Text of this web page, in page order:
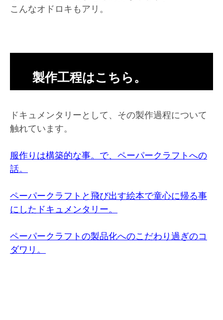
こんなオドロキもアリ。
製作工程はこちら。
ドキュメンタリーとして、その製作過程について
触れています。
服作りは構築的な事。で、ペーパークラフトへの
話。
ペーパークラフトと飛び出す絵本で童心に帰る事
にしたドキュメンタリー。
ペーパークラフトの製品化へのこだわり過ぎのコ
ダワリ。